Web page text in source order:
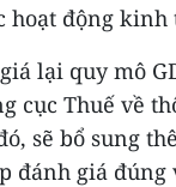
hoạt động
lại quy mô
cục Thuế về
sẽ bổ sung
đánh giá